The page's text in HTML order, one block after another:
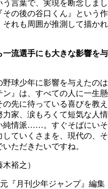
言葉で、実現を断念しまし
の後の谷口くん』という作
れも周囲が推測して描かれ
流選手にも大きな影響を与
球少年に影響を与えたのは
』は、すべての人に一生懸
先に待っている喜びを教え
家、涙もろくて短気な人情
純情派……。すぐそばにいそ
ていくさまを、現代の、そ
ただきたいですね。
裕之）
元『月刊少年ジャンプ』編集